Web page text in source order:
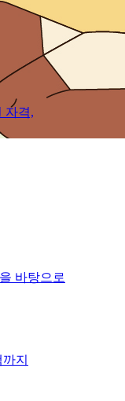
자격,
바탕으로
지